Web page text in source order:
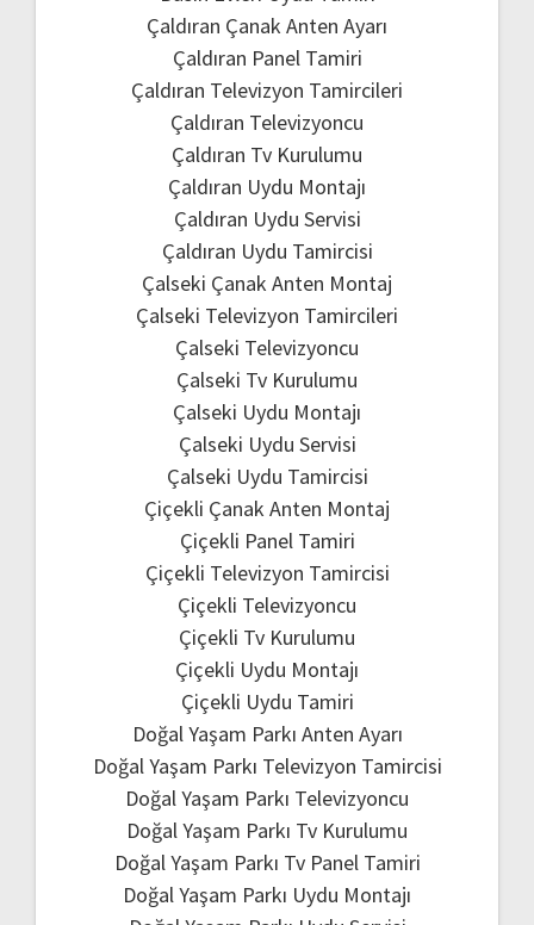
Çaldıran Çanak Anten Ayarı
Çaldıran Panel Tamiri
Çaldıran Televizyon Tamircileri
Çaldıran Televizyoncu
Çaldıran Tv Kurulumu
Çaldıran Uydu Montajı
Çaldıran Uydu Servisi
Çaldıran Uydu Tamircisi
Çalseki Çanak Anten Montaj
Çalseki Televizyon Tamircileri
Çalseki Televizyoncu
Çalseki Tv Kurulumu
Çalseki Uydu Montajı
Çalseki Uydu Servisi
Çalseki Uydu Tamircisi
Çiçekli Çanak Anten Montaj
Çiçekli Panel Tamiri
Çiçekli Televizyon Tamircisi
Çiçekli Televizyoncu
Çiçekli Tv Kurulumu
Çiçekli Uydu Montajı
Çiçekli Uydu Tamiri
Doğal Yaşam Parkı Anten Ayarı
Doğal Yaşam Parkı Televizyon Tamircisi
Doğal Yaşam Parkı Televizyoncu
Doğal Yaşam Parkı Tv Kurulumu
Doğal Yaşam Parkı Tv Panel Tamiri
Doğal Yaşam Parkı Uydu Montajı